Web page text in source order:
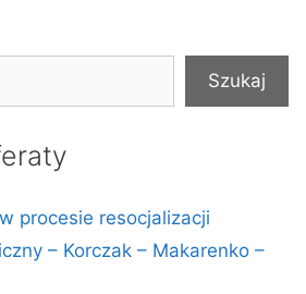
Szukaj
procesie resocjalizacji
– Korczak – Makarenko –